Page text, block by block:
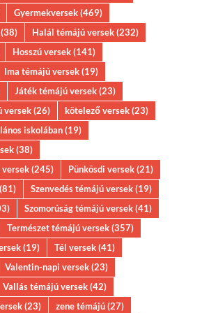
Gyermekversek(469)
(38) Halál témájú versek(232)
Hosszú versek(141)
Ima témájú versek(19)
Játék témájú versek(23)
versek(26) kötelező versek(23)
iskolában(19)
(38)
versek(245) Pünkösdi versek(21)
(81) Szenvedés témájú versek(19)
Szomorúság témájú versek(41)
Természet témájú versek(357)
(19) Tél versek(41)
Valentin-napi versek(23)
Vallás témájú versek(42)
(23) zene témájú(27)